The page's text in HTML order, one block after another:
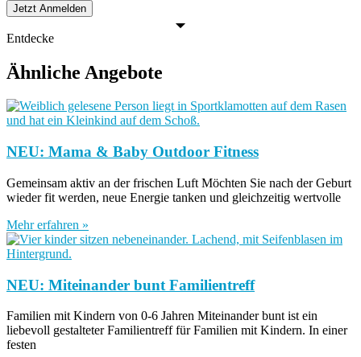
Jetzt Anmelden
Entdecke
Ähnliche Angebote
NEU: Mama & Baby Outdoor Fitness
Gemeinsam aktiv an der frischen Luft Möchten Sie nach der Geburt
wieder fit werden, neue Energie tanken und gleichzeitig wertvolle
Mehr erfahren »
NEU: Miteinander bunt Familientreff
Familien mit Kindern von 0-6 Jahren Miteinander bunt ist ein
liebevoll gestalteter Familientreff für Familien mit Kindern. In einer
festen